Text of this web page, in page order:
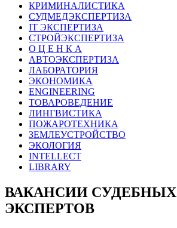
КРИМИНАЛИСТИКА
СУДМЕДЭКСПЕРТИЗА
IT ЭКСПЕРТИЗА
СТРОЙЭКСПЕРТИЗА
О Ц Е Н К А
АВТОЭКСПЕРТИЗА
ЛАБОРАТОРИЯ
ЭКОНОМИКА
ENGINEERING
ТОВАРОВЕДЕНИЕ
ЛИНГВИСТИКА
ПОЖАРОТЕХНИКА
ЗЕМЛЕУСТРОЙСТВО
ЭКОЛОГИЯ
INTELLECT
LIBRARY
ВАКАНСИИ СУДЕБНЫХ
ЭКСПЕРТОВ